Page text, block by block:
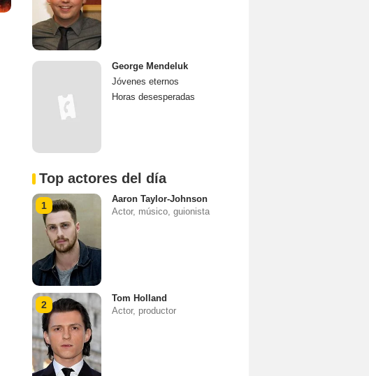
George Mendeluk
Jóvenes eternos
Horas desesperadas
Top actores del día
1
Aaron Taylor-Johnson
Actor, músico, guionista
2
Tom Holland
Actor, productor